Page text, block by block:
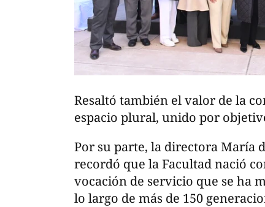
Resaltó también el valor de la
espacio plural, unido por
Por su parte, la directora María
recordó que la Facultad nació
vocación de servicio que se ha
lo largo de más de 150